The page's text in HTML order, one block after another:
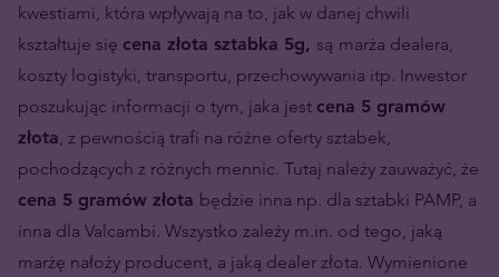
kwestiami, która wpływają na to, jak w danej chwili
kształtuje się cena złota sztabka 5g, są marża dealera,
koszty logistyki, transportu, przechowywania itp. Inwestor
poszukując informacji o tym, jaka jest cena 5 gramów
złota, z pewnością trafi na różne oferty sztabek,
pochodzących z różnych mennic. Tutaj należy zauważyć, że
cena 5 gramów złota będzie inna np. dla sztabki PAMP, a
inna dla Valcambi. Wszystko zależy m.in. od tego, jaką
marżę nałoży producent, a jaką dealer złota. Wymienione